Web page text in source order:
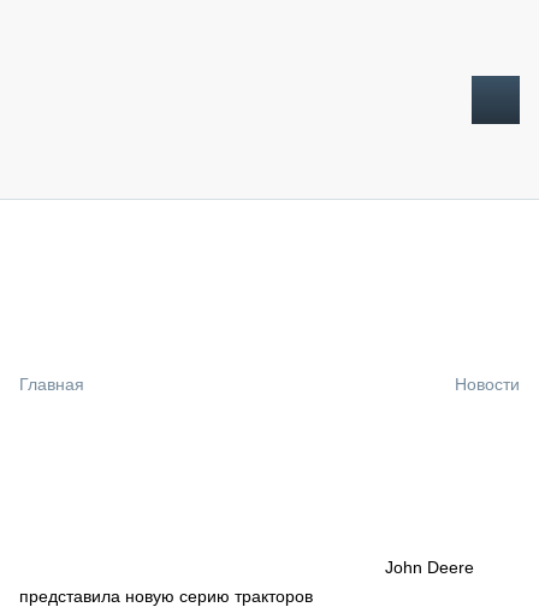
СПЕЦПРОЕКТЫ
Главная Новости
John Deere
представила новую серию тракторов